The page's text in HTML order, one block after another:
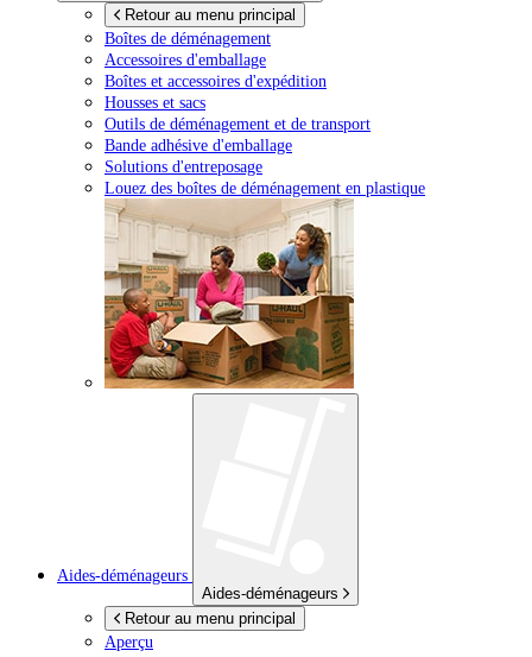
Retour au menu principal
Boîtes de déménagement
Accessoires d'emballage
Boîtes et accessoires d'expédition
Housses et sacs
Outils de déménagement et de transport
Bande adhésive d'emballage
Solutions d'entreposage
Louez des boîtes de déménagement en plastique
Aides-déménageurs
Aides-déménageurs
Retour au menu principal
Aperçu